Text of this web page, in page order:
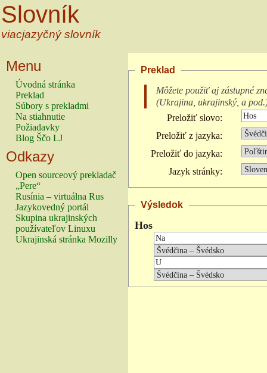
Slovník
viacjazyčný slovník
Menu
Úvodná stránka
Preklad
Súbory s prekladmi
Na stiahnutie
Požiadavky
Blog Ščo LJ
Odkazy
Open sourceový prekladač
„Pere“
Rusínia – virtuálna Rus
Jazykovedný portál
Skupina ukrajinských
používateľov Linuxu
Ukrajinská stránka Mozilly
Preklad
Môžete použiť aj zástupné
(Ukrajina, ukrajinský, a pod.
Preložiť slovo:
Preložiť z jazyka:
Preložiť do jazyka:
Jazyk stránky:
Výsledok
Hos